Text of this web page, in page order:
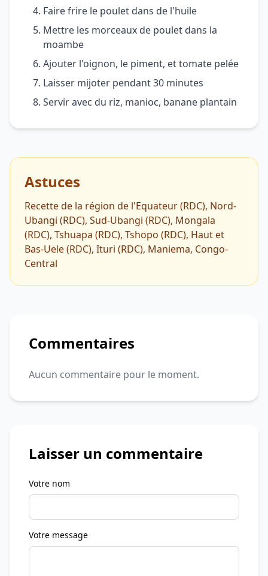
Faire frire le poulet dans de l'huile
Mettre les morceaux de poulet dans la
moambe
Ajouter l'oignon, le piment, et tomate pelée
Laisser mijoter pendant 30 minutes
Servir avec du riz, manioc, banane plantain
Astuces
Recette de la région de l'Equateur (RDC), Nord-
Ubangi (RDC), Sud-Ubangi (RDC), Mongala
(RDC), Tshuapa (RDC), Tshopo (RDC), Haut et
Bas-Uele (RDC), Ituri (RDC), Maniema, Congo-
Central
Commentaires
Aucun commentaire pour le moment.
Laisser un commentaire
Votre nom
Votre message